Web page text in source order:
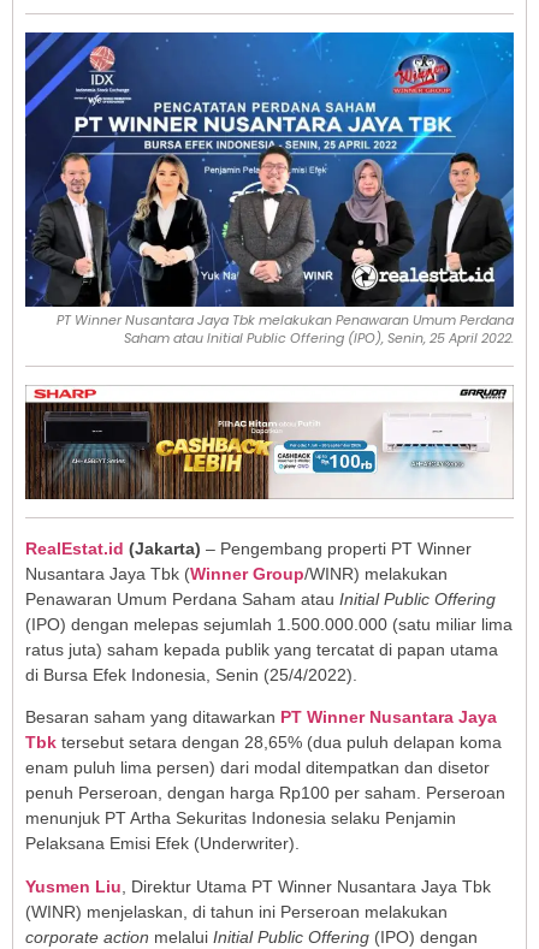
PT Winner Nusantara Jaya Tbk melakukan Penawaran Umum Perdana
Saham atau Initial Public Offering (IPO), Senin, 25 April 2022.
RealEstat.id (Jakarta) – Pengembang properti PT Winner
Nusantara Jaya Tbk (Winner Group/WINR) melakukan
Penawaran Umum Perdana Saham atau Initial Public Offering
(IPO) dengan melepas sejumlah 1.500.000.000 (satu miliar lima
ratus juta) saham kepada publik yang tercatat di papan utama
di Bursa Efek Indonesia, Senin (25/4/2022).
Besaran saham yang ditawarkan PT Winner Nusantara Jaya
Tbk tersebut setara dengan 28,65% (dua puluh delapan koma
enam puluh lima persen) dari modal ditempatkan dan disetor
penuh Perseroan, dengan harga Rp100 per saham. Perseroan
menunjuk PT Artha Sekuritas Indonesia selaku Penjamin
Pelaksana Emisi Efek (Underwriter).
Yusmen Liu , Direktur Utama PT Winner Nusantara Jaya Tbk
(WINR) menjelaskan, di tahun ini Perseroan melakukan
corporate action melalui Initial Public Offering (IPO) dengan